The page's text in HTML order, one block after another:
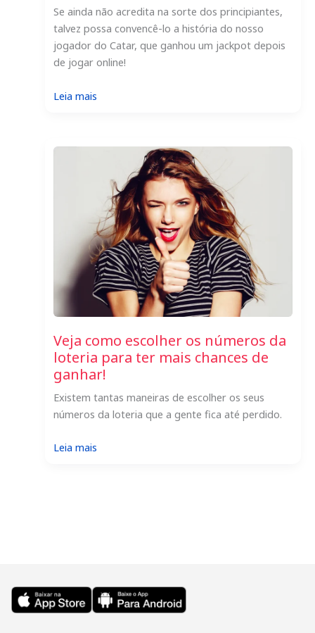
Se ainda não acredita na sorte dos principiantes,
talvez possa convencê-lo a história do nosso
jogador do Catar, que ganhou um jackpot depois
de jogar online!
Leia mais:
Lotto
leva
jackpot
online
com
a
TheLotter
Veja como escolher os números da
loteria para ter mais chances de
ganhar!
Existem tantas maneiras de escolher os seus
números da loteria que a gente fica até perdido.
Leia mais:
ter
mais